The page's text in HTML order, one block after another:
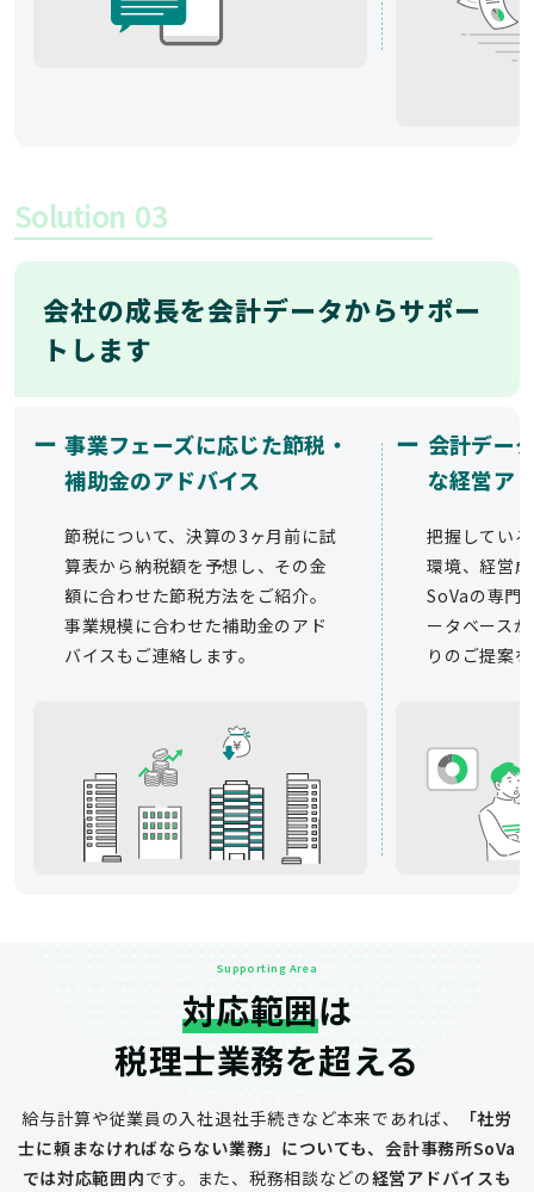
Solution 03
会社の成長を会計データからサポー
トします
ー 事業フェーズに応じた節税・
補助金のアドバイス
節税について、決算の3ヶ月前に試
算表から納税額を予想し、その金
額に合わせた節税方法をご紹介。
事業規模に合わせた補助金のアド
バイスもご連絡します。
ー 会計デー
な経営ア
把握してい
環境、経営
SoVaの専門
ータベース
りのご提案
Supporting Area
対応範囲は
税理士業務を超える
給与計算や従業員の入社退社手続きなど本来であれば、
「社労
士に頼まなければならない業務」についても、会計事務所SoVa
では対応範囲内です。 また、税務相談などの経営アドバイスも